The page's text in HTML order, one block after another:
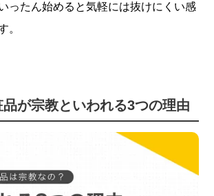
ったん始めると気軽には抜けにくい感
。
が宗教といわれる3つの理由